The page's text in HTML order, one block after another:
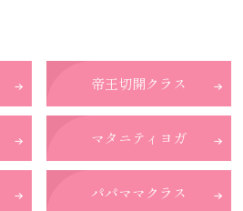
帝王切開クラス
マタニティヨガ
パパママクラス